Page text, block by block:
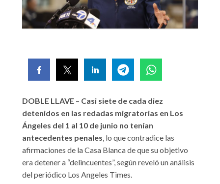
DOBLE LLAVE – Casi siete de cada diez
detenidos en las redadas migratorias en Los
Ángeles del 1 al 10 de junio no tenían
antecedentes penales, lo que contradice las
afirmaciones de la Casa Blanca de que su objetivo
era detener a “delincuentes”, según reveló un análisis
del periódico Los Angeles Times.